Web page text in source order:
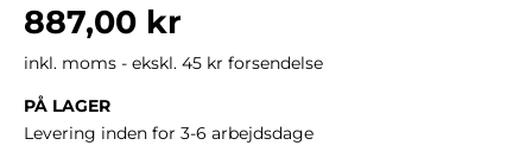
Normalpris
887,00 kr
inkl. moms - ekskl. 45 kr forsendelse
PÅ LAGER
Levering inden for 3-6 arbejdsdage